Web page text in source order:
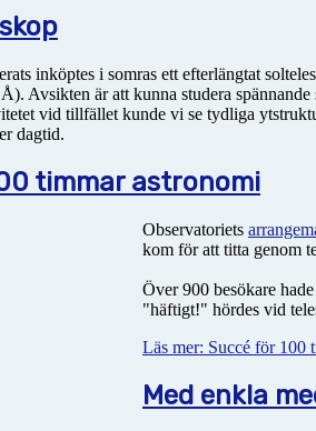
inköptes i somras ett efterlängtat
Avsikten är att kunna studera
vid tillfället kunde vi se tydliga
dagtid.
timmar astronomi
Observatoriets
kom för att titta genom
Över 900 besökare
"häftigt!" hördes vid
Läs mer: Succé för 100
Med enkla